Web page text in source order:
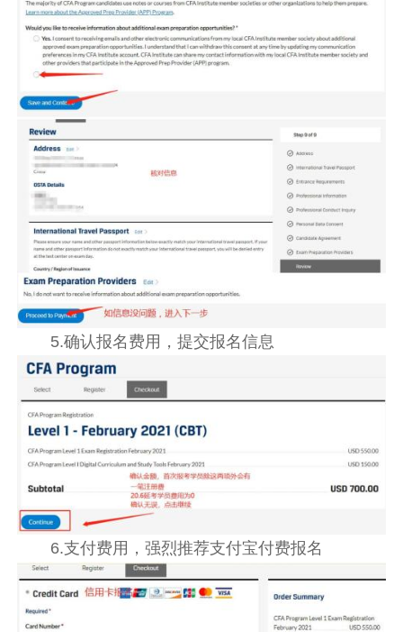
5.确认报名费用，提交报名信息
6.支付费用，强烈推荐支付宝付费报名